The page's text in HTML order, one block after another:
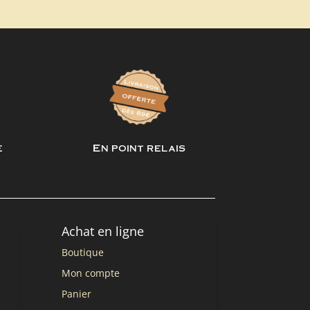
En point relais
Achat en ligne
Boutique
Mon compte
Panier